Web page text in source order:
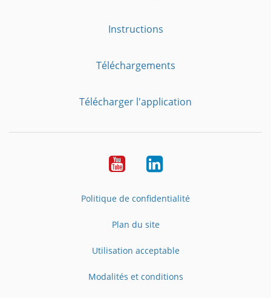
Instructions
Téléchargements
Télécharger l'application
YouTubeLinkedIn
Politique de confidentialité
Plan du site
Utilisation acceptable
Modalités et conditions